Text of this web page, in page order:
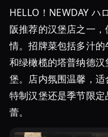
HELLO！NEWDAY
阪推荐的汉堡店之一
情。招牌菜包括多汁
和绿橄榄的塔普纳德
堡。店内氛围温馨，
特制汉堡还是季节限
蕾。